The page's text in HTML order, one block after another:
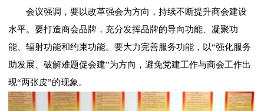
会议强调，要以改革强会为方向，持续不断提升商会建设
水平。要打造商会品牌，充分发挥品牌的导向功能、凝聚功
能、辐射功能和约束功能。要大力完善服务功能，以“强化服务
助发展、破解难题促会建”为方向，避免党建工作与商会工作出
现“两张皮”的现象。